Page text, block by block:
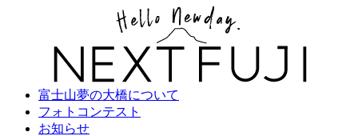
富士山夢の大橋について
フォトコンテスト
お知らせ